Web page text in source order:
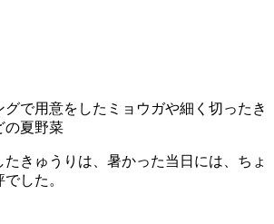
グで用意をしたミョウガや細く切ったき
の夏野菜
きゅうりは、暑かった当日には、ちょ
した。